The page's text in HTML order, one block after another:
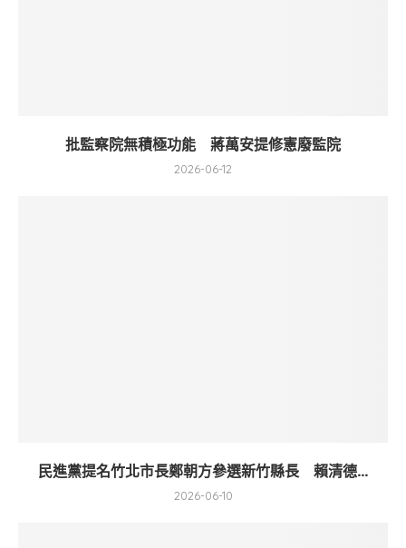
批監察院無積極功能 蔣萬安提修憲廢監院
2026-06-12
民進黨提名竹北市長鄭朝方參選新竹縣長 賴清德...
2026-06-10